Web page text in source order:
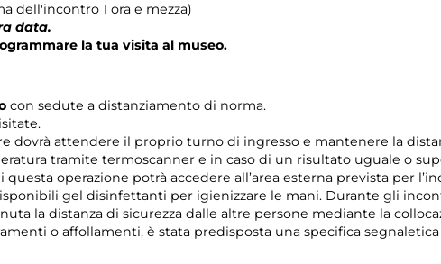
dell'incontro 1 ora e mezza)
data.
la tua visita al museo.
con sedute a distanziamento di norma.
dovrà attendere il proprio turno di ingresso e mantenere la
tramite termoscanner e in caso di un risultato uguale o
operazione potrà accedere all’area esterna prevista per
gel disinfettanti per igienizzare le mani. Durante gli
la distanza di sicurezza dalle altre persone mediante la
o affollamenti, è stata predisposta una specifica